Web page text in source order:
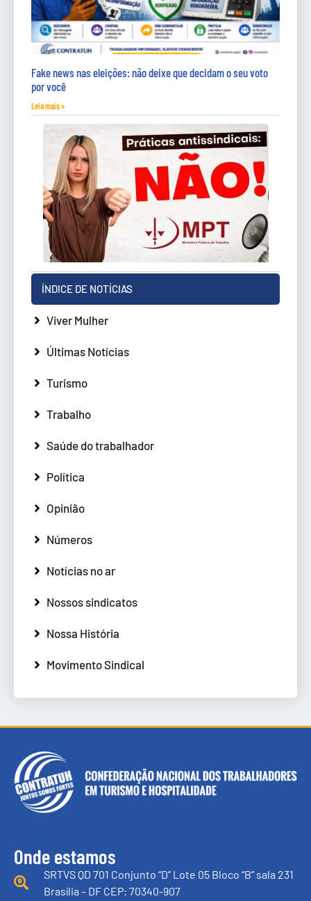
Fake news nas eleições: não deixe que decidam o seu voto
por você
Leia mais »
ÍNDICE DE NOTÍCIAS
Viver Mulher
Últimas Notícias
Turismo
Trabalho
Saúde do trabalhador
Política
Opinião
Números
Notícias no ar
Nossos sindicatos
Nossa História
Movimento Sindical
Onde estamos
SRTVS QD 701 Conjunto “D” Lote 05 Bloco “B” sala 231
Brasília – DF CEP: 70340-907